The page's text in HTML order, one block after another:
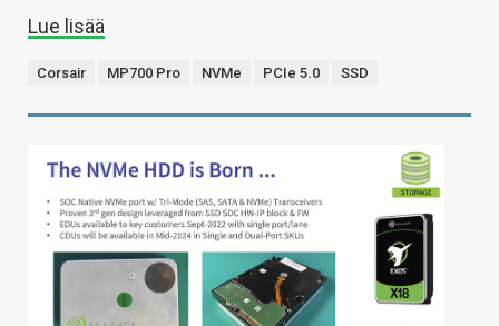
Lue lisää
Corsair MP700 Pro NVMe PCIe 5.0 SSD